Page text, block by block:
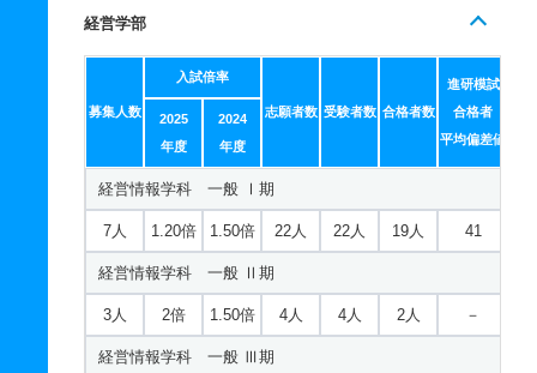
経営学部
募集人数
入試倍率
志願者数 受験者数 合格者数
進研模試
合格者
平均偏差値
2025
年度
2024
年度
経営情報学科 一般 Ⅰ期
7人 1.20倍 1.50倍 22人 22人 19人 41
経営情報学科 一般 Ⅱ期
3人 2倍 1.50倍 4人 4人 2人 －
経営情報学科 一般 Ⅲ期